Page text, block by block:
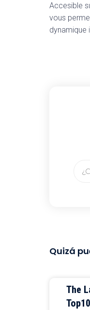
Accesible
vous
dynamique
Quizá
The